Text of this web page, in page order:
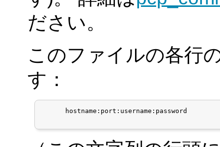
ださい。
このファイルの各行
す：
      hostname:port:username:password